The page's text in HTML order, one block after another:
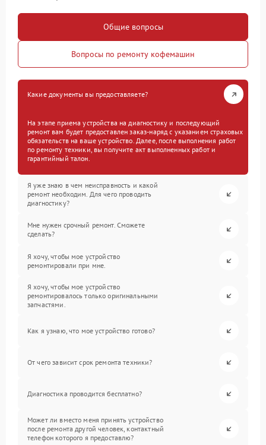
Общие вопросы
Вопросы по ремонту кофемашин
Какие документы вы предоставляете?
На этапе приема устройства на диагностику и последующий
ремонт вам будет предоставлен заказ-наряд с указанием страховых
обязательств на ваше устройство. Далее, после выполнения работ
по ремонту техники, вы получите акт выполненных работ и
гарантийный талон.
Я уже знаю в чем неисправность и какой
ремонт необходим. Для чего проводить
диагностику?
Мне нужен срочный ремонт. Сможете
сделать?
Я хочу, чтобы мое устройство
ремонтировали при мне.
Я хочу, чтобы мое устройство
ремонтировалось только оригинальными
запчастями.
Как я узнаю, что мое устройство готово?
От чего зависит срок ремонта техники?
Диагностика проводится бесплатно?
Может ли вместо меня принять устройство
после ремонта другой человек, контактный
телефон которого я предоставлю?